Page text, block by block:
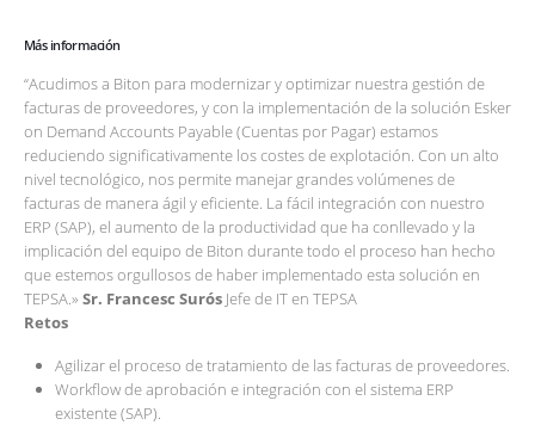
Más información
“Acudimos a Biton para modernizar y optimizar nuestra gestión de
facturas de proveedores, y con la implementación de la solución Esker
on Demand Accounts Payable (Cuentas por Pagar) estamos
reduciendo significativamente los costes de explotación. Con un alto
nivel tecnológico, nos permite manejar grandes volúmenes de
facturas de manera ágil y eficiente. La fácil integración con nuestro
ERP (SAP), el aumento de la productividad que ha conllevado y la
implicación del equipo de Biton durante todo el proceso han hecho
que estemos orgullosos de haber implementado esta solución en
TEPSA.» Sr. Francesc Surós Jefe de IT en TEPSA
Retos
Agilizar el proceso de tratamiento de las facturas de proveedores.
Workflow de aprobación e integración con el sistema ERP
existente (SAP).